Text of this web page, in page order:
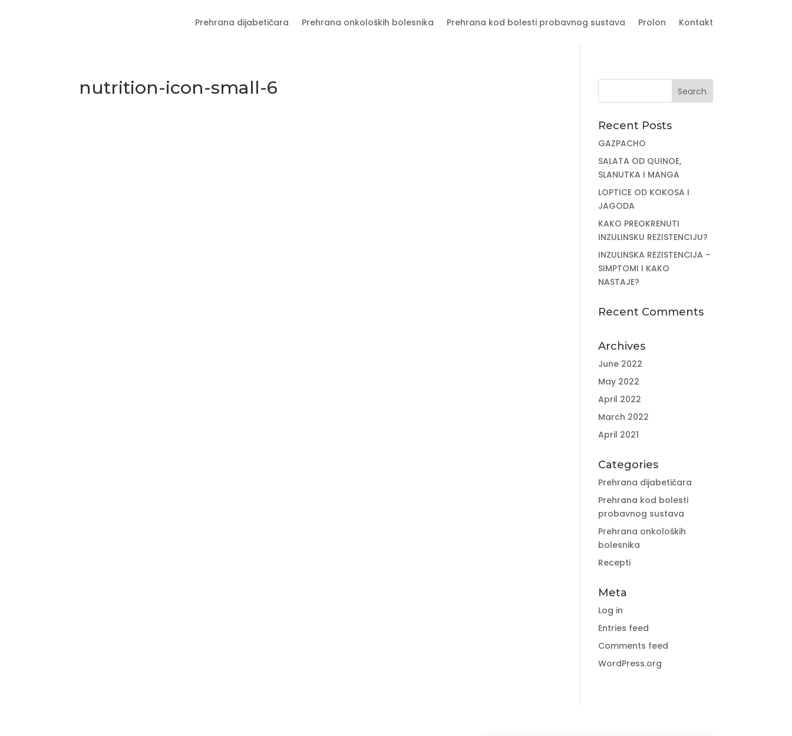
Prehrana dijabetičara Prehrana onkoloških bolesnika Prehrana kod bolesti probavnog sustava Prolon Kontakt
nutrition-icon-small-6
Recent Posts
GAZPACHO
SALATA OD QUINOE,
SLANUTKA I MANGA
LOPTICE OD KOKOSA I
JAGODA
KAKO PREOKRENUTI
INZULINSKU REZISTENCIJU?
INZULINSKA REZISTENCIJA –
SIMPTOMI I KAKO
NASTAJE?
Recent Comments
Archives
June 2022
May 2022
April 2022
March 2022
April 2021
Categories
Prehrana dijabetičara
Prehrana kod bolesti
probavnog sustava
Prehrana onkoloških
bolesnika
Recepti
Meta
Log in
Entries feed
Comments feed
WordPress.org